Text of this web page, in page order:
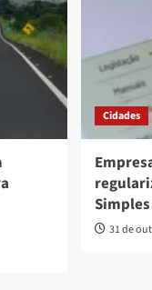
Cidades
31 de